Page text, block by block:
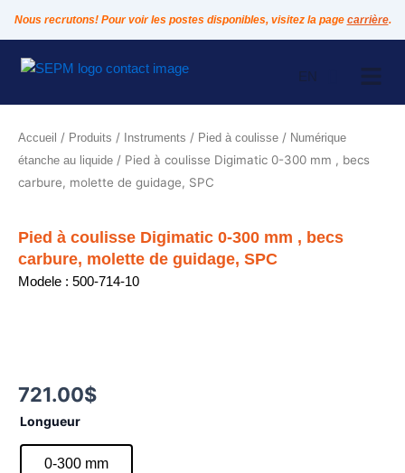
Nous recrutons! Pour voir les postes disponibles, visitez la page carrière.
EN
Accueil / Produits / Instruments / Pied à coulisse / Numérique
étanche au liquide / Pied à coulisse Digimatic 0-300 mm , becs
carbure, molette de guidage, SPC
Pied à coulisse Digimatic 0-300 mm , becs
carbure, molette de guidage, SPC
Modele : 500-714-10
721.00$
Longueur
0-300 mm
quantité
Pied